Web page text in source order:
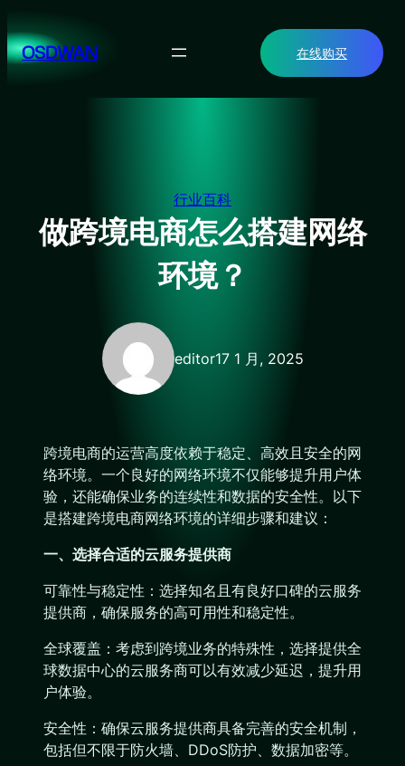
至
内OSDWAN 在线购买
行业百科
做跨境电商怎么搭建网络
环境？
editor17 1 月, 2025
跨境电商的运营高度依赖于稳定、高效且安全的网
络环境。一个良好的网络环境不仅能够提升用户体
验，还能确保业务的连续性和数据的安全性。以下
是搭建跨境电商网络环境的详细步骤和建议：
一、选择合适的云服务提供商
可靠性与稳定性：选择知名且有良好口碑的云服务
提供商，确保服务的高可用性和稳定性。
全球覆盖：考虑到跨境业务的特殊性，选择提供全
球数据中心的云服务商可以有效减少延迟，提升用
户体验。
安全性：确保云服务提供商具备完善的安全机制，
包括但不限于防火墙、DDoS防护、数据加密等。